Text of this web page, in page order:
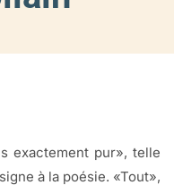
exactement pur», telle
à la poésie. «Tout»,